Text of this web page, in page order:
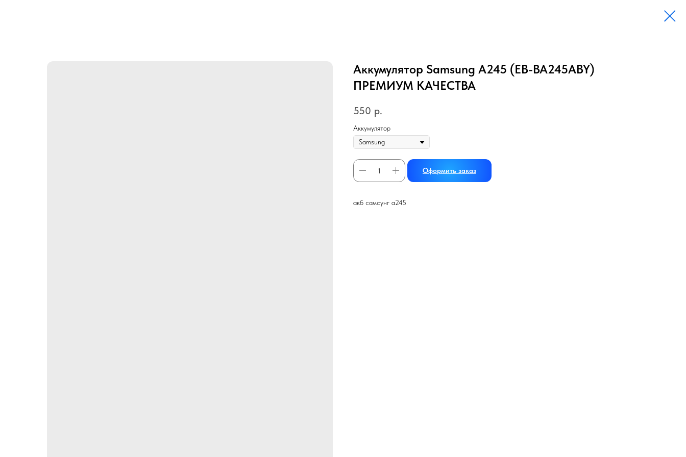
Аккумулятор Samsung A245 (EB-BA245ABY)
ПРЕМИУМ КАЧЕСТВА
550 р.
Аккумулятор
Оформить заказ
акб самсунг а245